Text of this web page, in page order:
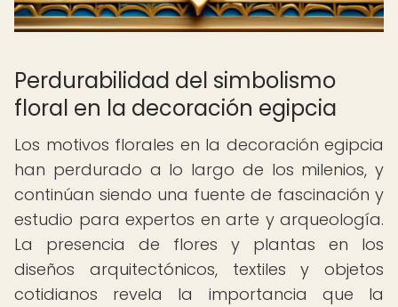
Perdurabilidad del simbolismo
floral en la decoración egipcia
Los motivos florales en la decoración egipcia
han perdurado a lo largo de los milenios, y
continúan siendo una fuente de fascinación y
estudio para expertos en arte y arqueología.
La presencia de flores y plantas en los
diseños arquitectónicos, textiles y objetos
cotidianos revela la importancia que la